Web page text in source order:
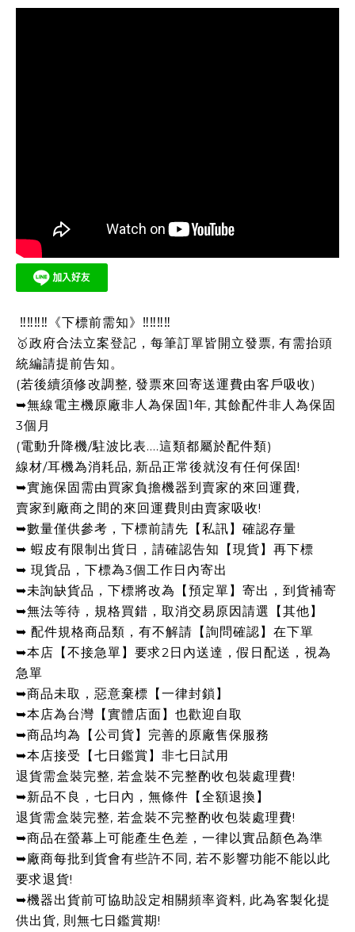
‼‼‼‼《下標前需知》‼‼‼‼
🥇政府合法立案登記，每筆訂單皆開立發票, 有需抬頭
統編請提前告知。
(若後續須修改調整, 發票來回寄送運費由客戶吸收)
➥無線電主機原廠非人為保固1年, 其餘配件非人為保固
3個月
(電動升降機/駐波比表....這類都屬於配件類)
線材/耳機為消耗品, 新品正常後就沒有任何保固!
➥實施保固需由買家負擔機器到賣家的來回運費,
賣家到廠商之間的來回運費則由賣家吸收!
➥數量僅供參考，下標前請先【私訊】確認存量
➥ 蝦皮有限制出貨日，請確認告知【現貨】再下標
➥ 現貨品，下標為3個工作日內寄出
➥未詢缺貨品，下標將改為【預定單】寄出，到貨補寄
➥無法等待，規格買錯，取消交易原因請選【其他】
➥ 配件規格商品類，有不解請【詢問確認】在下單
➥本店【不接急單】要求2日內送達，假日配送，視為
急單
➥商品未取，惡意棄標【一律封鎖】
➥本店為台灣【實體店面】也歡迎自取
➥商品均為【公司貨】完善的原廠售保服務
➥本店接受【七日鑑賞】非七日試用
退貨需盒裝完整, 若盒裝不完整酌收包裝處理費!
➥新品不良，七日內，無條件【全額退換】
退貨需盒裝完整, 若盒裝不完整酌收包裝處理費!
➥商品在螢幕上可能產生色差，一律以實品顏色為準
➥廠商每批到貨會有些許不同, 若不影響功能不能以此
要求退貨!
➥機器出貨前可協助設定相關頻率資料, 此為客製化提
供出貨, 則無七日鑑賞期!